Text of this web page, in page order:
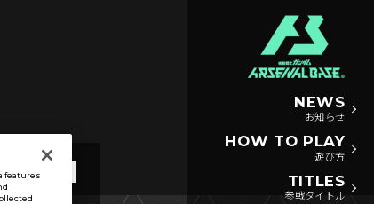
NEWS
お知らせ
HOW TO PLAY
遊び方
TITLES
参戦タイトル
features